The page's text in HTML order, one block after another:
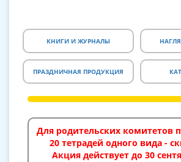
КНИГИ И ЖУРНАЛЫ
ПРАЗДНИЧНАЯ ПРОДУКЦИЯ
Для родительских комитетов
20 тетрадей одного вида -
Акция действует до 30